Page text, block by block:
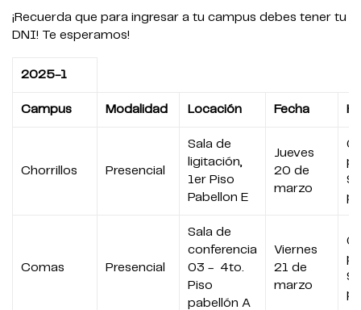
¡Recuerda que para ingresar a tu campus debes tener tu
DNI! Te esperamos!
2025-1
Campus Modalidad Locación Fecha
Chorrillos Presencial
Sala de
ligitación,
1er Piso
Pabellon E
Jueves
20 de
marzo
Comas Presencial
Sala de
conferencia
03 - 4to.
Piso
pabellón A
Viernes
21 de
marzo